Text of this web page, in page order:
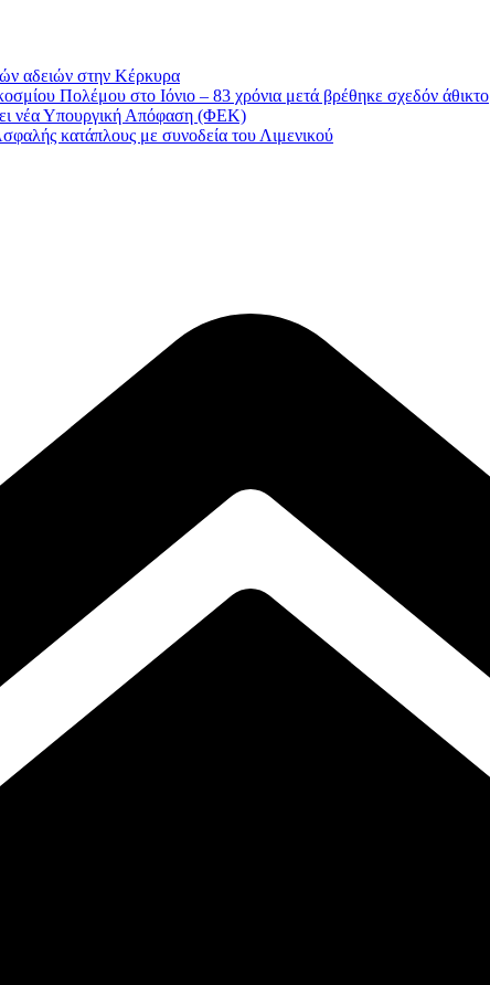
αδειών στην Κέρκυρα
Πολέμου στο Ιόνιο – 83 χρόνια μετά βρέθηκε σχεδόν άθικτο
νέα Υπουργική Απόφαση (ΦΕΚ)
κατάπλους με συνοδεία του Λιμενικού